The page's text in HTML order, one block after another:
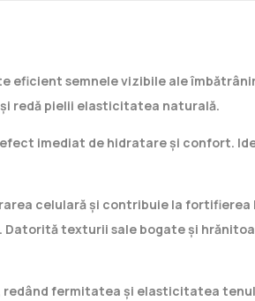
semnele vizibile ale
redă pielii elasticitatea naturală.
imediat de hidratare și confort.
celulară și contribuie la
texturii sale bogate și
fermitatea și elasticitatea